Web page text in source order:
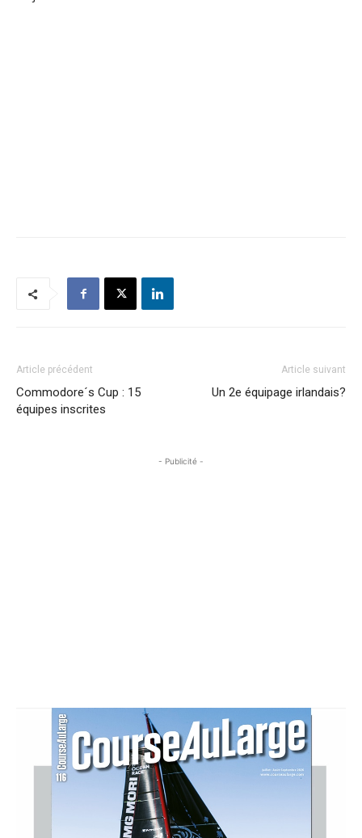
Article précédent
Commodore´s Cup : 15
équipes inscrites
Article suivant
Un 2e équipage irlandais?
- Publicité -